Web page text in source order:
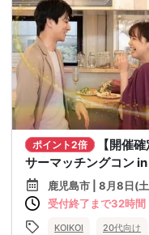
ポイント2倍
【開催
サーマッチングコン
鹿児島市 | 8月8日(
受付終了まで32時間
KOIKOI 20代向け